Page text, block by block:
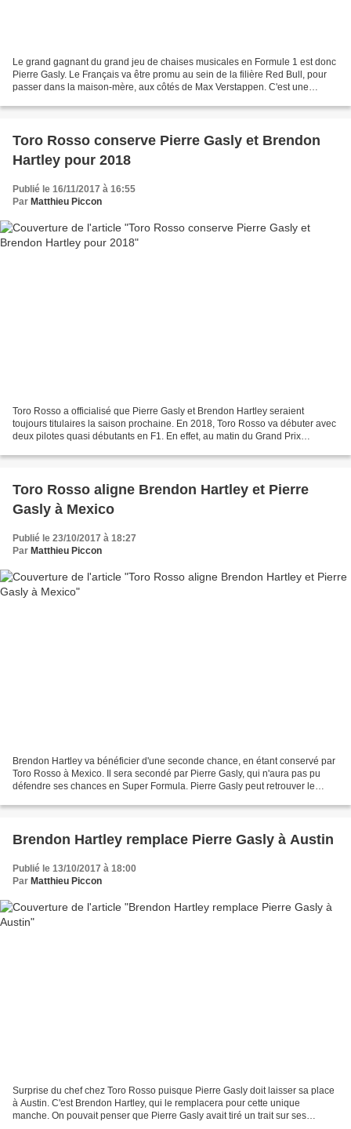
Le grand gagnant du grand jeu de chaises musicales en Formule 1 est donc
Pierre Gasly. Le Français va être promu au sein de la filière Red Bull, pour
passer dans la maison-mère, aux côtés de Max Verstappen. C'est une
Toro Rosso conserve Pierre Gasly et Brendon
Hartley pour 2018
Publié le 16/11/2017 à 16:55
Par Matthieu Piccon
Toro Rosso a officialisé que Pierre Gasly et Brendon Hartley seraient
toujours titulaires la saison prochaine. En 2018, Toro Rosso va débuter avec
deux pilotes quasi débutants en F1. En effet, au matin du Grand Prix
Toro Rosso aligne Brendon Hartley et Pierre
Gasly à Mexico
Publié le 23/10/2017 à 18:27
Par Matthieu Piccon
Brendon Hartley va bénéficier d'une seconde chance, en étant conservé par
Toro Rosso à Mexico. Il sera secondé par Pierre Gasly, qui n'aura pas pu
défendre ses chances en Super Formula. Pierre Gasly peut retrouver le
Brendon Hartley remplace Pierre Gasly à Austin
Publié le 13/10/2017 à 18:00
Par Matthieu Piccon
Surprise du chef chez Toro Rosso puisque Pierre Gasly doit laisser sa place
à Austin. C'est Brendon Hartley, qui le remplacera pour cette unique
manche. On pouvait penser que Pierre Gasly avait tiré un trait sur ses